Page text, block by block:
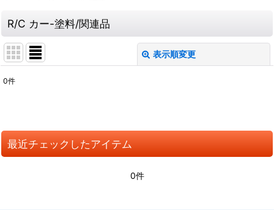
R/C カー-塗料/関連品
表示順変更
並び順:
絞り込む
0件
最近チェックしたアイテム
0件